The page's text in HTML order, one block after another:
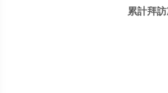
累計拜